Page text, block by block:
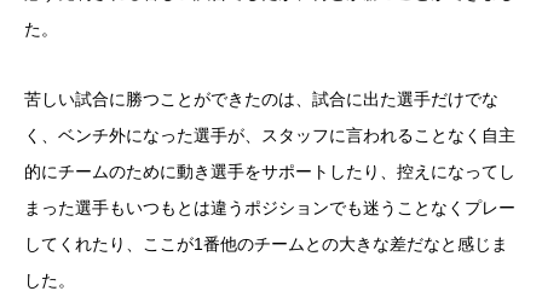
た。
苦しい試合に勝つことができたのは、試合に出た選手だけでな
く、ベンチ外になった選手が、スタッフに言われることなく自主
的にチームのために動き選手をサポートしたり、控えになってし
まった選手もいつもとは違うポジションでも迷うことなくプレー
してくれたり、ここが1番他のチームとの大きな差だなと感じま
した。